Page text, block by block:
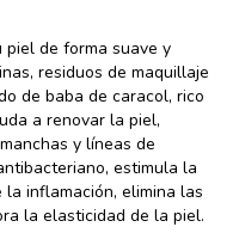
piel de forma suave y
residuos de maquillaje
de baba de caracol, rico
a renovar la piel,
y líneas de
estimula la
inflamación, elimina las
la elasticidad de la piel.